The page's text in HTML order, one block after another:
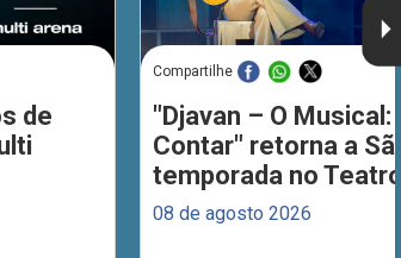
de
Compartilhe
"Djavan – O Musical:
Contar" retorna a
temporada no
08 de agosto 2026